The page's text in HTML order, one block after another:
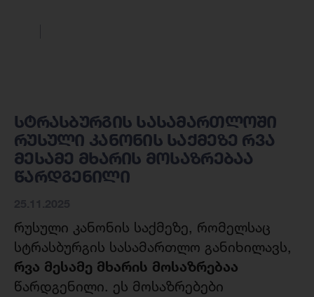
სტრასბურგის სასამართლოში
რუსული კანონის საქმეზე რვა
მესამე მხარის მოსაზრებაა
წარდგენილი
რუსული კანონის საქმეზე, რომელსაც
სტრასბურგის სასამართლო განიხილავს,
რვა მესამე მხარის მოსაზრებაა
წარდგენილი. ეს მოსაზრებები